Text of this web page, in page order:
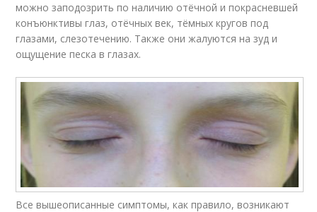
можно заподозрить по наличию отёчной и покрасневшей
конъюнктивы глаз, отёчных век, тёмных кругов под
глазами, слезотечению. Также они жалуются на зуд и
ощущение песка в глазах.
Все вышеописанные симптомы, как правило, возникают